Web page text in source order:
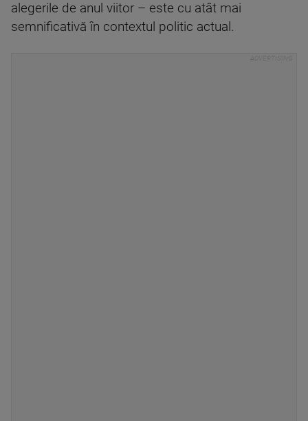
alegerile de anul viitor – este cu atât mai
semnificativă în contextul politic actual.